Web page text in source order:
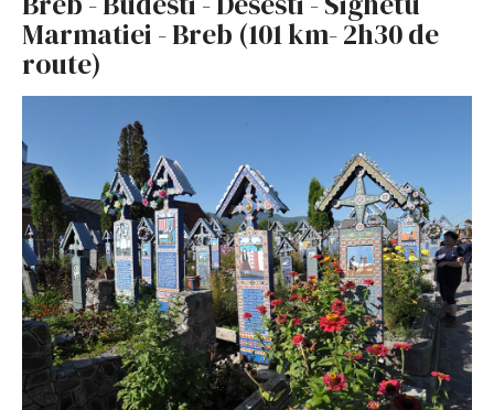
Marmatiei - Breb (101 km- 2h30 de
route)